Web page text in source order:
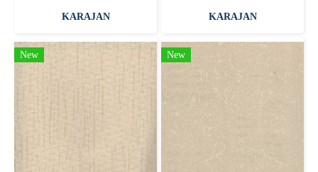
KARAJAN KARAJAN
New New